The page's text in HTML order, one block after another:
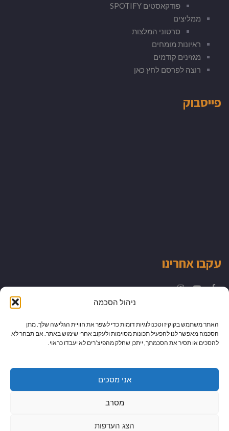
ניהול הסכמה
האתר משתמש בקוקיז וטכנולוגיות דומות כדי לשפר את חוויית הגלישה שלך. מתן
הסכמה מאפשר לנו להפעיל תכונות מסוימות ולעקוב אחרי שימוש באתר. אם תבחר לא
להסכים או תסיר את הסכמתך, ייתכן שחלק מהפיצ’רים לא יעבדו כראוי.
אני מסכים
מסרב
הצג העדפות
פודקאסטים SPOTIFY
ממליצים
סרטוני המלצות
ראיונות מומחים
מגזינים קודמים
רוצה לפרסם לחץ כאן
פייסבוק
עקבו אחרינו